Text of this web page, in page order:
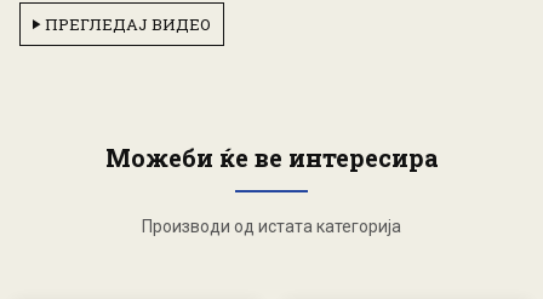
ПРЕГЛЕДАЈ ВИДЕО
Можеби ќе ве интересира
Производи од истата категорија